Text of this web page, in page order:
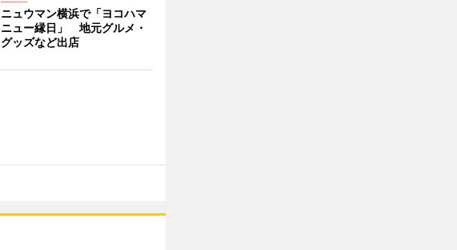
ニュウマン横浜で「ヨコハマ
ニュー縁日」 地元グルメ・
グッズなど出店